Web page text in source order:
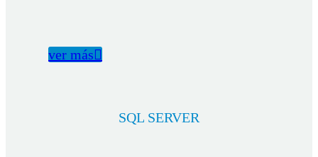
ver más
SQL SERVER